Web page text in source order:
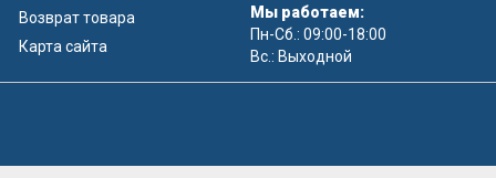
Возврат товара
Карта сайта
Мы работаем:
Пн-Сб.: 09:00-18:00
Вс.: Выходной